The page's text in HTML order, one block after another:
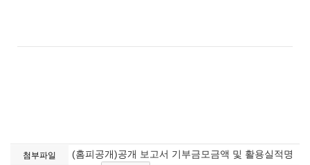
첨부파일
(홈피공개)공개 보고서 기부금모금액 및 활용실적명